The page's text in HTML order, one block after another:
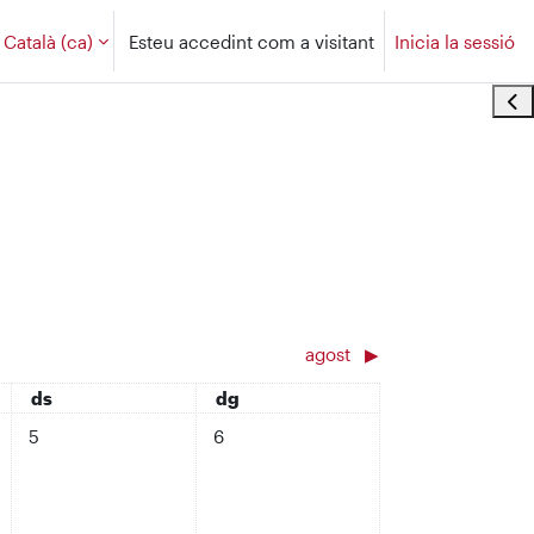
Català ‎(ca)‎ Esteu accedint com a visitant Inicia la sessió
agost
▶︎
dissabte
ds diumenge
dg
divendres, 4 de juliol
No hi ha esdeveniments, dissabte, 5 de juliol
5 No hi ha esdeveniments, diumenge, 6
6